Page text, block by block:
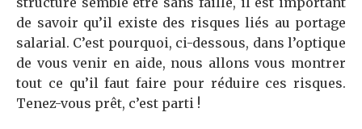
de savoir qu’il existe des risques liés au portage
salarial. C’est pourquoi, ci-dessous, dans l’optique
de vous venir en aide, nous allons vous montrer
tout ce qu’il faut faire pour réduire ces risques.
Tenez-vous prêt, c’est parti !